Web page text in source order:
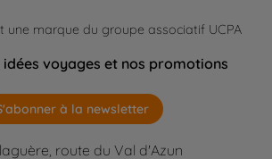
une marque du groupe associatif UCPA
idées voyages et nos promotions
à la newsletter
route du Val d'Azun